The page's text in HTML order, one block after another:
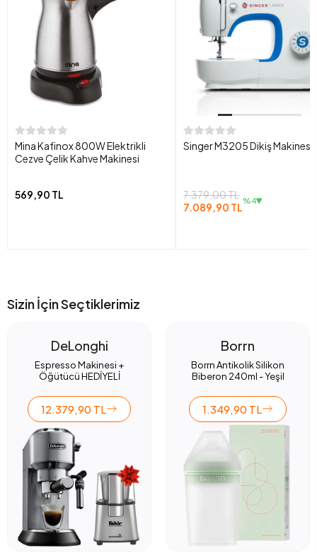
Mina Kafinox 800W Elektrikli
Cezve Çelik Kahve Makinesi
569,90 TL
Singer M3205 Dikiş Makinesi
7.379,00 TL
7.089,90 TL %4
Sizin İçin Seçtiklerimiz
DeLonghi
Espresso Makinesi +
Öğütücü HEDİYELİ
12.379,90 TL
Borrn
Borrn Antikolik Silikon
Biberon 240ml - Yeşil
1.349,90 TL